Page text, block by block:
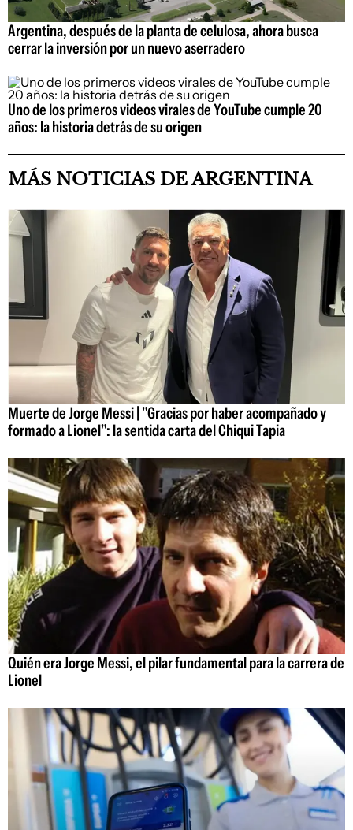
Argentina, después de la planta de celulosa, ahora busca
cerrar la inversión por un nuevo aserradero
Uno de los primeros videos virales de YouTube cumple 20
años: la historia detrás de su origen
MÁS NOTICIAS DE ARGENTINA
Muerte de Jorge Messi | "Gracias por haber acompañado y
formado a Lionel": la sentida carta del Chiqui Tapia
Quién era Jorge Messi, el pilar fundamental para la carrera de
Lionel